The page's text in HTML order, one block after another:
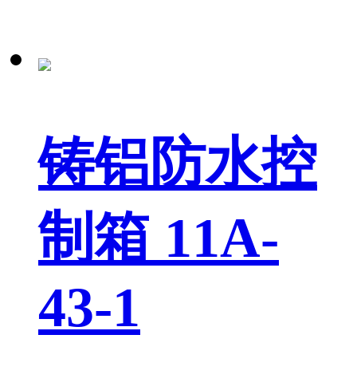
铸铝防水控
制箱 11A-
43-1